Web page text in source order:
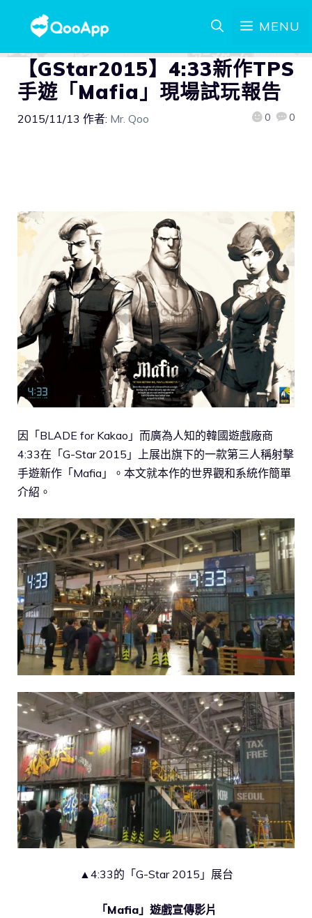
MENU
【GStar2015】4:33新作TPS
手遊「Mafia」現場試玩報告
2015/11/13 作者: Mr. Qoo 0 0
因「BLADE for Kakao」而廣為人知的韓國遊戲廠商
4:33在「G-Star 2015」上展出旗下的一款第三人稱射擊
手遊新作「Mafia」。本文就本作的世界觀和系統作簡單
介紹。
▲4:33的「G-Star 2015」展台
「Mafia」遊戲宣傳影片